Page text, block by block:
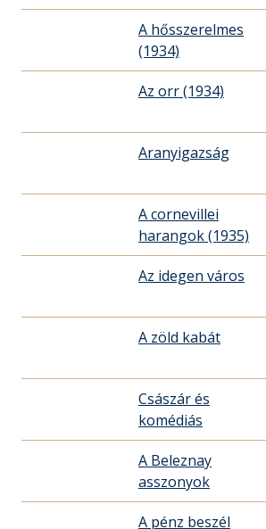
A hősszerelmes
(1934)
Az orr (1934)
Aranyigazság
A cornevillei
harangok (1935)
Az idegen város
A zöld kabát
Császár és
komédiás
A Beleznay
asszonyok
A pénz beszél